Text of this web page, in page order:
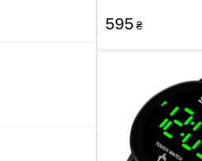
595₴